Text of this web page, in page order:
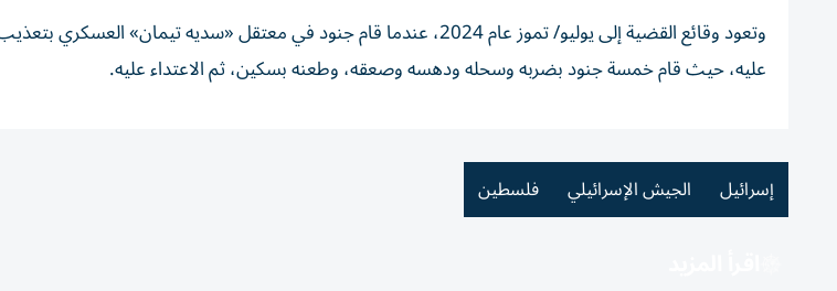
وتعود وقائع القضية إلى يوليو/ تموز عام 2024، عندما قام جنود في معتقل «سديه
عليه، حيث قام خمسة جنود بضربه وسحله ودهسه وصعقه، وطعنه بسكين، ثم الاعتداء عليه.
إسرائيل الجيش الإسرائيلي فلسطين